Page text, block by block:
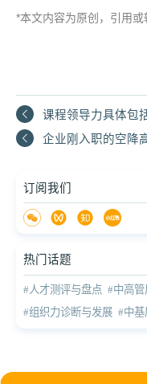
*本文内容为原创，引用或
课程领导力具体包
企业刚入职的空降
订阅我们
热门话题
#人才测评与盘点 #中高管
#组织力诊断与发展 #中基